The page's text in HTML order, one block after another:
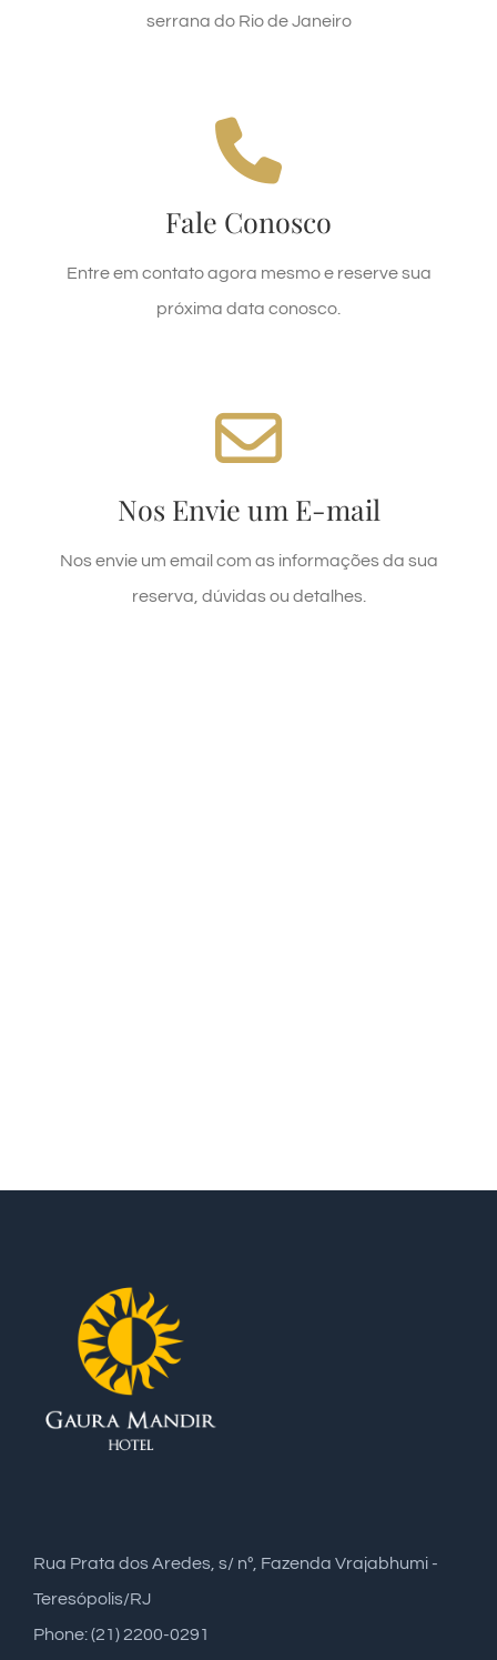
serrana do Rio de Janeiro
Fale Conosco
Entre em contato agora mesmo e reserve sua
próxima data conosco.
CENTRAL DE RESERVAS
Telefone: (21) 2200-0291
Nos Envie um E-mail
Nos envie um email com as informações da sua
reserva, dúvidas ou detalhes.
TIRE SUA DÚVIDA
agora mesmo!
Rua Prata dos Aredes, s/ nº, Fazenda Vrajabhumi -
Teresópolis/RJ
Phone: (21) 2200-0291